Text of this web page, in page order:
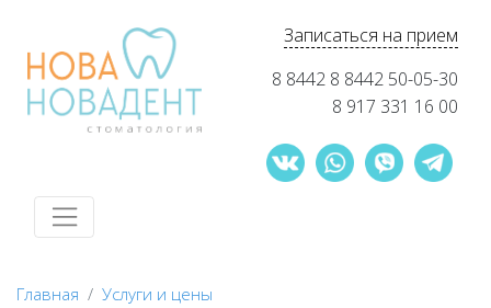
Записаться на прием
8 8442 8 8442 50-05-30
8 917 331 16 00
Главная
Услуги и цены